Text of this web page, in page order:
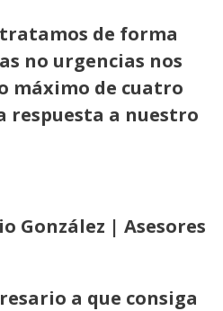
de forma
no urgencias nos
máximo de cuatro
respuesta a nuestro
González | Asesores
a que consiga